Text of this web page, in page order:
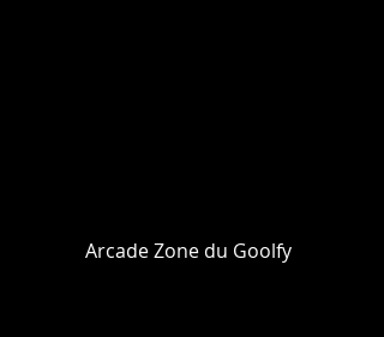
Arcade Zone du Goolfy